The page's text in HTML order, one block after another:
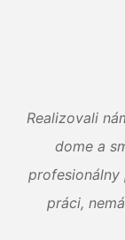
Realizovali
dome a
práci,